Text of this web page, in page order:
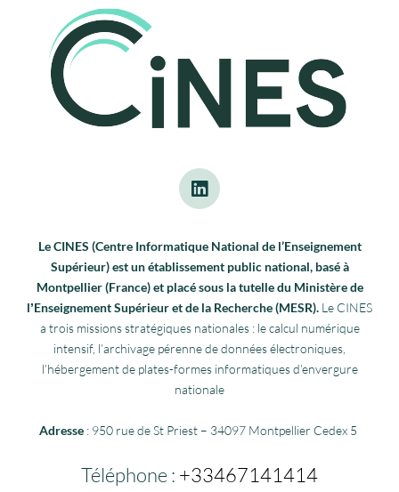
Le CINES (Centre Informatique National de l’Enseignement
Supérieur) est un établissement public national, basé à
Montpellier (France) et placé sous la tutelle du Ministère de
lʼEnseignement Supérieur et de la Recherche (MESR). Le CINES
a trois missions stratégiques nationales : le calcul numérique
intensif, l’archivage pérenne de données électroniques,
l’hébergement de plates-formes informatiques d’envergure
nationale
Adresse : 950 rue de St Priest – 34097 Montpellier Cedex 5
Téléphone : +33467141414